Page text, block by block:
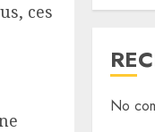
ces
No